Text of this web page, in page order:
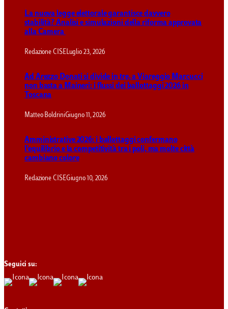
La nuova legge elettorale garantisce davvero
stabilità? Analisi e simulazioni della riforma approvata
alla Camera
Redazione CISELuglio 23, 2026
Ad Arezzo Donati si divide in tre, a Viareggio Marcucci
non basta a Maineri: i flussi dei ballottaggi 2026 in
Toscana
Matteo BoldriniGiugno 11, 2026
Amministrative 2026: i ballottaggi confermano
l’equilibrio e la competitività tra i poli, ma molte città
cambiano colore
Redazione CISEGiugno 10, 2026
Seguici su: